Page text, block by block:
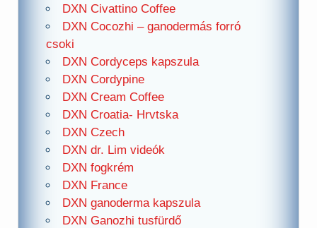
DXN Civattino Coffee
DXN Cocozhi – ganodermás forró
csoki
DXN Cordyceps kapszula
DXN Cordypine
DXN Cream Coffee
DXN Croatia- Hrvtska
DXN Czech
DXN dr. Lim videók
DXN fogkrém
DXN France
DXN ganoderma kapszula
DXN Ganozhi tusfürdő